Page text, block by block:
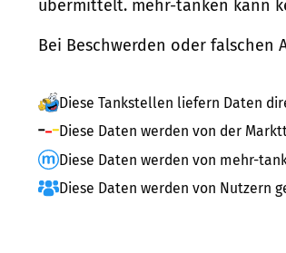
übermittelt. mehr-tanken kann
Bei Beschwerden oder falschen
Diese Tankstellen liefern Daten
Diese Daten werden von der
Diese Daten werden von mehr-
Diese Daten werden von Nutzern